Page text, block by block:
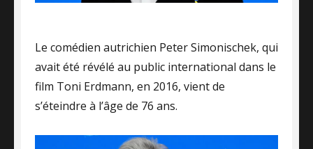
Le comédien autrichien Peter Simonischek, qui
avait été révélé au public international dans le
film Toni Erdmann, en 2016, vient de
s’éteindre à l’âge de 76 ans.